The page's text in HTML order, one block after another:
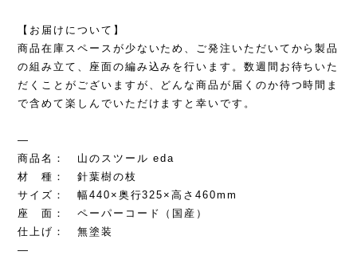
【お届けについて】
商品在庫スペースが少ないため、ご発注いただいてから製品
の組み立て、座面の編み込みを行います。数週間お待ちいた
だくことがございますが、どんな商品が届くのか待つ時間ま
で含めて楽しんでいただけますと幸いです。
—
商品名： 山のスツール eda
材 種： 針葉樹の枝
サイズ： 幅440×奥行325×高さ460mm
座 面： ペーパーコード（国産）
仕上げ： 無塗装
—